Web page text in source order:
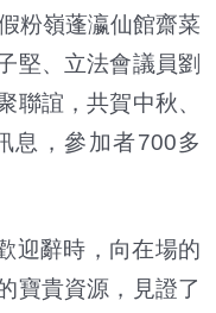
粉嶺蓬瀛仙館齋菜
堅、立法會議員劉
聯誼，共賀中秋、
息，參加者700多
迎辭時，向在場的
寶貴資源，見證了